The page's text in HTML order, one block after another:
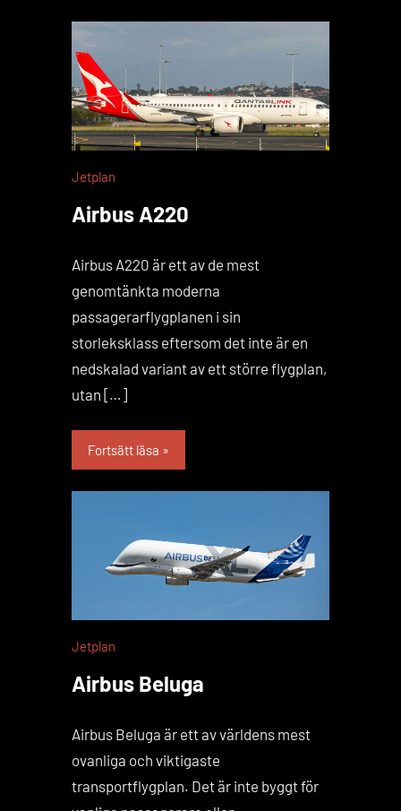
Jetplan
Airbus A220
Airbus A220 är ett av de mest
genomtänkta moderna
passagerarflygplanen i sin
storleksklass eftersom det inte är en
nedskalad variant av ett större flygplan,
utan […]
Fortsätt läsa
Jetplan
Airbus Beluga
Airbus Beluga är ett av världens mest
ovanliga och viktigaste
transportflygplan. Det är inte byggt för